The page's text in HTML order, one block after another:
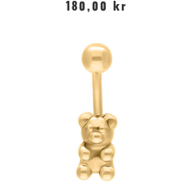
180,00 kr